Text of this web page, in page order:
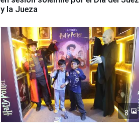
y la Jueza
8